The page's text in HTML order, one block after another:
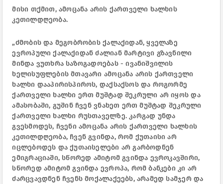
მისი თქმით, ამოცანა არის ქართველი ხალხის
კეთილდღეობა.
„ძმობის და მეგობრობის ქალაქიდან, ყველაზე
ევროპული ქალაქიდან ძალიან მარტივი გზავნილი
მინდა ვუთხრა საზოგადოებას - ივანიშვილის
ხელისუფლების მთავარი ამოცანა არის ქართველი
ხალხი დააპირისპიროს, დაქსაქსოს და როგორმე
ქართველი ხალხი ერთ მუშტად შეკრული არ იყოს და
ამასობაში, გუშინ ჩვენ ვნახეთ ერთ მუშტად შეკრული
ქართველი ხალხი რუსთაველზე. კარგად უნდა
გვესმოდეს, ჩვენი ამოცანა არის ქართველი ხალხის
კეთილდღეობა, ჩვენ გვინდა, რომ ქუთაისი არ
იცლებოდეს და ქუთაისელები არ გარბოდნენ
ემიგრაციაში, სწორედ ამიტომ გვინდა ევროკავშირი,
სწორედ ამიტომ გვინდა ევროპა, რომ ბანკები კი არ
ძარცვავდნენ ჩვენს მოქალაქეებს, არამედ სამჯერ და